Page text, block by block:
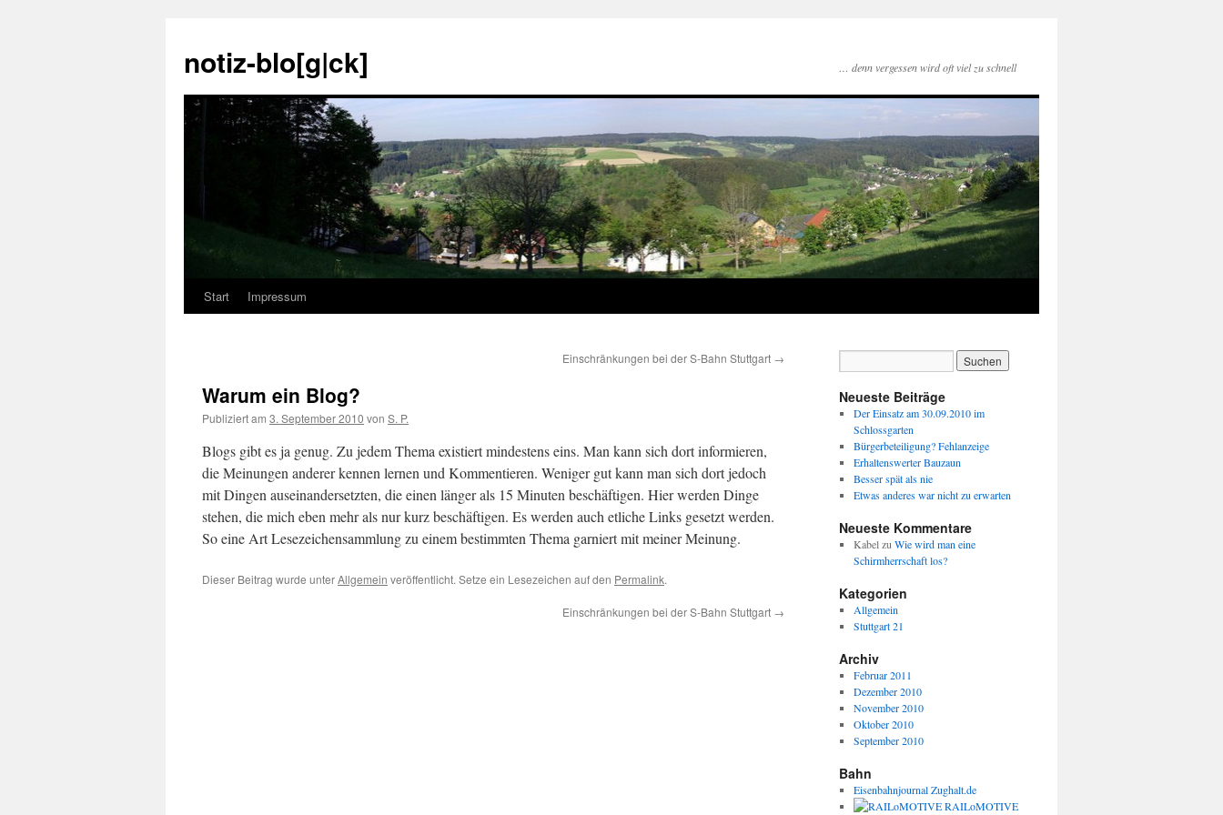
notiz-blo[g|ck] … denn vergessen wird oft viel zu schnell
ZumStart Impressum
Einschränkungen bei der S-Bahn Stuttgart →
Warum ein Blog?
Publiziert am 3. September 2010 von S. P.
Blogs gibt es ja genug. Zu jedem Thema existiert mindestens eins. Man kann sich dort informieren,
die Meinungen anderer kennen lernen und Kommentieren. Weniger gut kann man sich dort jedoch
mit Dingen auseinandersetzten, die einen länger als 15 Minuten beschäftigen. Hier werden Dinge
stehen, die mich eben mehr als nur kurz beschäftigen. Es werden auch etliche Links gesetzt werden.
So eine Art Lesezeichensammlung zu einem bestimmten Thema garniert mit meiner Meinung.
Dieser Beitrag wurde unterAllgemein veröffentlicht. Setze ein Lesezeichen auf den Permalink.
Einschränkungen bei der S-Bahn Stuttgart →
Neueste Beiträge
Der Einsatz am 30.09.2010 im
Schlossgarten
Bürgerbeteiligung? Fehlanzeige
Erhaltenswerter Bauzaun
Besser spät als nie
Etwas anderes war nicht zu erwarten
Neueste Kommentare
Kabelzu Wie wird man eine
Schirmherrschaft los?
Kategorien
Allgemein
Stuttgart 21
Archiv
Februar 2011
Dezember 2010
November 2010
Oktober 2010
September 2010
Bahn
Eisenbahnjournal Zughalt.de
RAILoMOTIVE